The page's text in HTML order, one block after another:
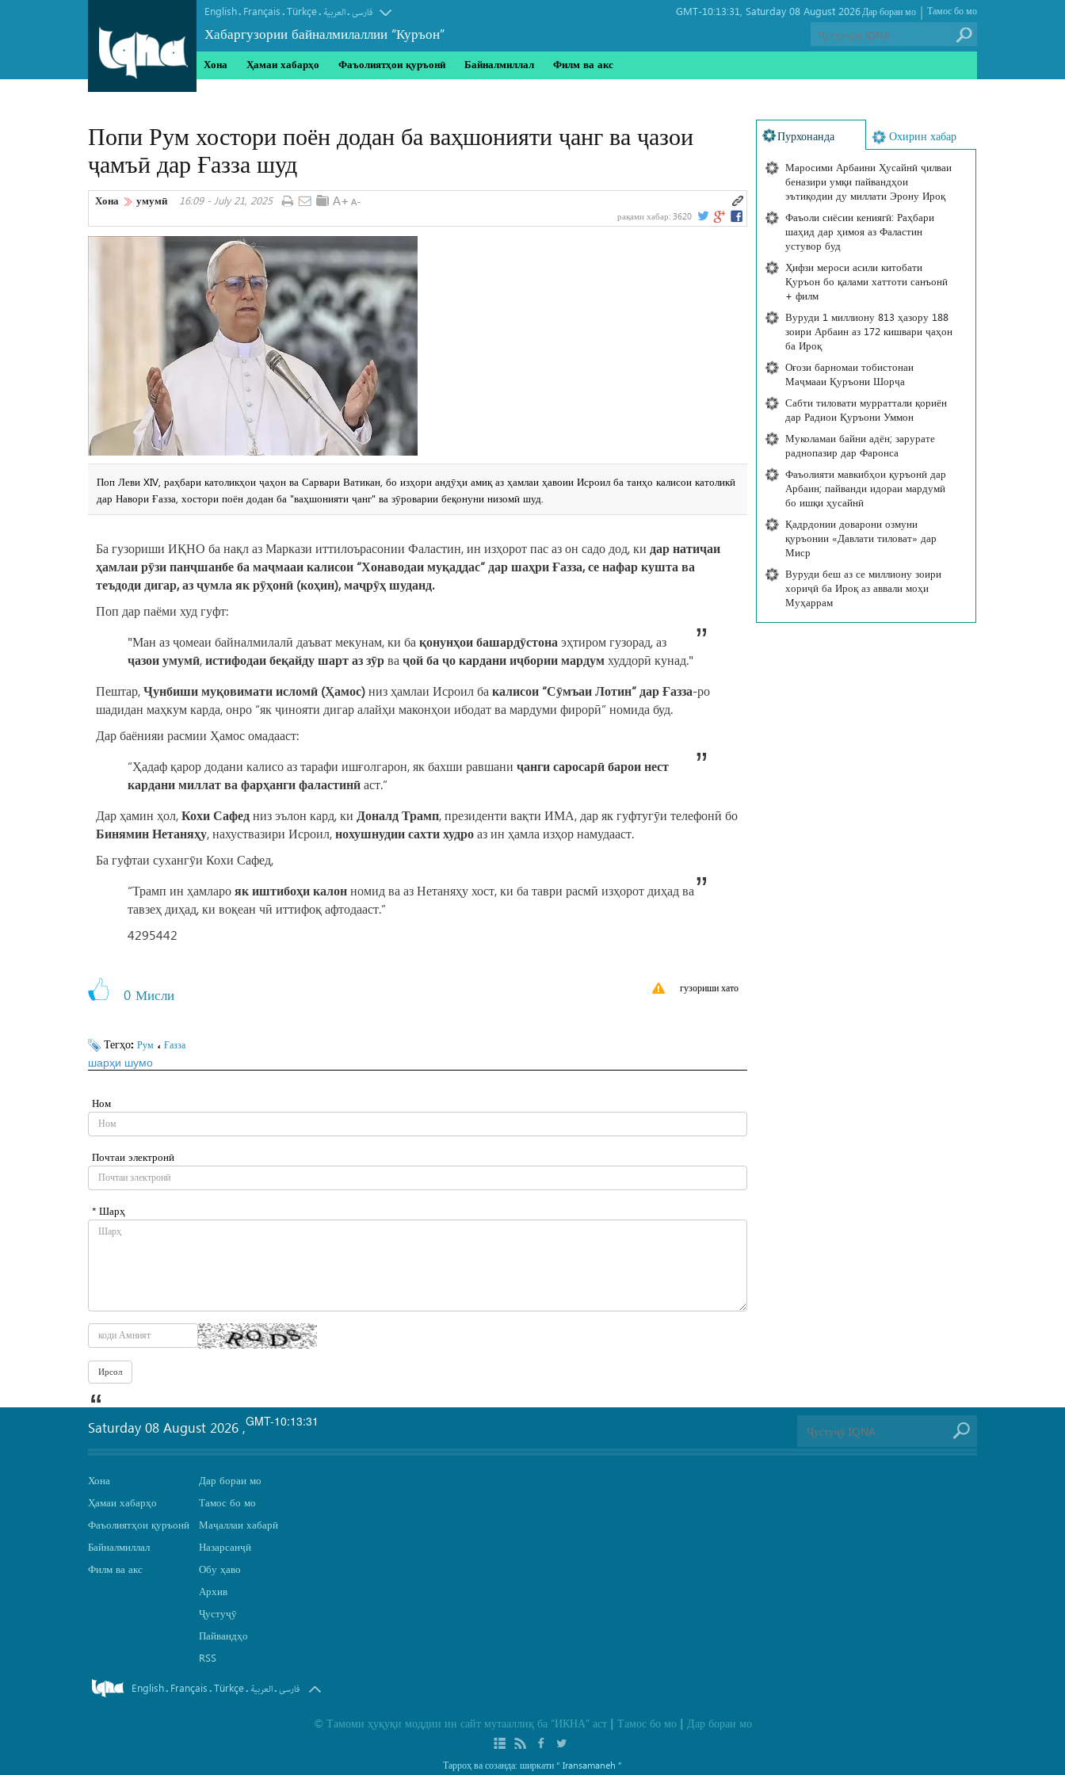
English. Français.Türkçe. العربیة.فارسی
Хабаргузории байналмилаллии “Куръон”
Saturday 08 August 2026 ,
GMT-10:13:31 Тамос бо мо
|
Дар бораи мо
Хона Ҳамаи хабарҳо Фаъолиятҳои қуръонӣ Байналмиллал Филм ва акс
Попи Рум хостори поён додан ба ваҳшонияти ҷанг ва ҷазои
ҷамъӣ дар Ғазза шуд
Хона умумӣ 16:09 - July 21, 2025
рақами хабар: 3620
Поп Леви XIV, раҳбари католикҳои ҷаҳон ва Сарвари Ватикан, бо изҳори андӯҳи амиқ аз ҳамлаи ҳавоии Исроил ба танҳо калисои католикӣ
дар Навори Ғазза, хостори поён додан ба "ваҳшонияти ҷанг" ва зӯроварии беқонуни низомӣ шуд.
Ба гузориши ИҚНО ба нақл аз Маркази иттилоърасонии Фаластин, ин изҳорот пас аз он садо дод, ки дар натиҷаи
ҳамлаи рӯзи панҷшанбе ба маҷмааи калисои “Хонаводаи муқаддас” дар шаҳри Ғазза, се нафар кушта ва
теъдоди дигар, аз ҷумла як рӯҳонӣ (коҳин), маҷрӯҳ шуданд.
Поп дар паёми худ гуфт:
"Ман аз ҷомеаи байналмилалӣ даъват мекунам, ки бақонунҳои башардӯстонаэҳтиром гузорад, аз
ҷазои умумӣ,истифодаи беқайду шарт аз зӯрваҷой ба ҷо кардани иҷбории мардумхуддорӣ кунад."
Пештар,Ҷунбиши муқовимати исломӣ (Ҳамос)низ ҳамлаи Исроил бакалисои “Сӯмъаи Лотин” дар Ғазза-ро
шадидан маҳкум карда, онро “як ҷинояти дигар алайҳи маконҳои ибодат ва мардуми фирорӣ” номида буд.
Дар баёнияи расмии Ҳамос омадааст:
“Ҳадаф қарор додани калисо аз тарафи ишғолгарон, як бахши равшани ҷанги саросарӣ барои нест
кардани миллат ва фарҳанги фаластинӣаст.”
Дар ҳамин ҳол,Кохи Сафедниз эълон кард, ки Доналд Трамп, президенти вақти ИМА, дар як гуфтугӯи телефонӣ бо
Бинямин Нетаняҳу, нахуствазири Исроил,нохушнудии сахти худроаз ин ҳамла изҳор намудааст.
Ба гуфтаи сухангӯи Кохи Сафед,
“Трамп ин ҳамларояк иштибоҳи калонномид ва аз Нетаняҳу хост, ки ба таври расмӣ изҳорот диҳад ва
тавзеҳ диҳад, ки воқеан чӣ иттифоқ афтодааст.”
4295442
0 Мисли гузориши хато
Тегҳо: Рум ، Ғазза
шарҳи шумо
Ном
Почтаи электронӣ
* Шарҳ
Пурхонанда Охирин хабар
Маросими Арбаини Ҳусайнӣ ҷилваи
беназири умқи пайвандҳои
эътиқодии ду миллати Эрону Ироқ
Фаъоли сиёсии кениягӣ: Раҳбари
шаҳид дар ҳимоя аз Фаластин
устувор буд
Ҳифзи мероси асили китобати
Қуръон бо қалами хаттоти санъонӣ
+ филм
Вуруди 1 миллиону 813 ҳазору 188
зоири Арбаин аз 172 кишвари ҷаҳон
ба Ироқ
Оғози барномаи тобистонаи
Маҷмааи Қуръони Шорҷа
Сабти тиловати мурраттали қориён
дар Радиои Қуръони Уммон
Муколамаи байни адён; зарурате
раднопазир дар Фаронса
Фаъолияти мавкибҳои қуръонӣ дар
Арбаин; пайванди идораи мардумӣ
бо ишқи ҳусайнӣ
Қадрдонии доварони озмуни
қуръонии «Давлати тиловат» дар
Миср
Вуруди беш аз се миллиону зоири
хориҷӣ ба Ироқ аз аввали моҳи
Муҳаррам
GMT-10:13:31
Saturday 08 August 2026 ,
Хона
Ҳамаи хабарҳо
Фаъолиятҳои қуръонӣ
Байналмиллал
Филм ва акс
Дар бораи мо
Тамос бо мо
Маҷаллаи хабарӣ
Назарсанҷӣ
Обу ҳаво
Архив
Ҷустуҷӯ
Пайвандҳо
RSS
English. Français.Türkçe. العربیة.فارسی
© Тамоми ҳуқуқи моддии ин сайт мутааллиқ ба “ИКНА”аст Тамос бо мо Дар бораи мо
Тарроҳ ва созанда: ширкати“ Iransamaneh ”